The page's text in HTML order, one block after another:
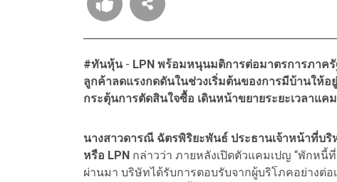
#ทันหุ้น - LPN พร้อมหนุนมติการต่อมาตรการภาครั
ลูกค้าลดแรงกดดันในช่วงเริ่มต้นของการมีบ้านให้
กระตุ้นการตัดสินใจซื้อ เดินหน้าขยายระยะเวลาแค
นางสาวดารณี ฉัตรพิริยะพันธ์ ประธานเจ้าหน้าที่บ
หรือ LPN กล่าวว่า ภายหลังเปิดตัวแคมเปญ “พักหนี้
ผ่านมา บริษัทได้รับการตอบรับจากผู้บริโภคอย่างต่